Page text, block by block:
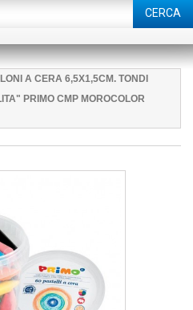
CERCA
A CERA 6,5X1,5CM. TONDI
PRIMO CMP MOROCOLOR